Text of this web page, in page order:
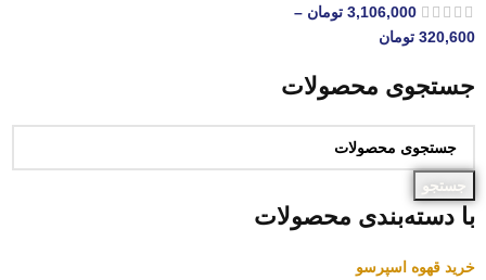
3,106,000 تومان –
320,600 تومان
جستجوی محصولات
جستجو
با دسته‌بندی محصولات
خرید قهوه اسپرسو